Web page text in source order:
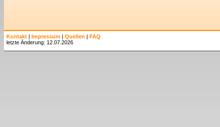
Kontakt | Impressum | Quellen | FAQ
letzte Änderung: 12.07.2026